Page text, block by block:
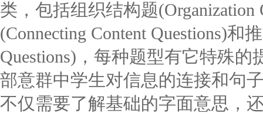
类，包括组织结构题(Organization
(Connecting Content Questions)和
Questions)，每种题型有它特殊
部意群中学生对信息的连接和句
不仅需要了解基础的字面意思，